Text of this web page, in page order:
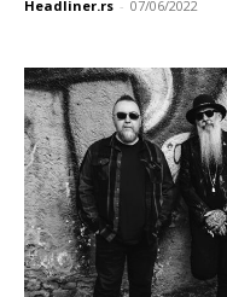
Headliner.rs - 07/06/2022